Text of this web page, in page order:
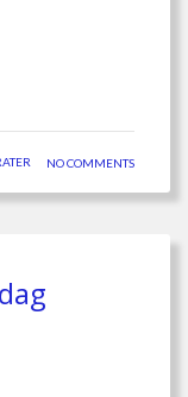
NO COMMENTS